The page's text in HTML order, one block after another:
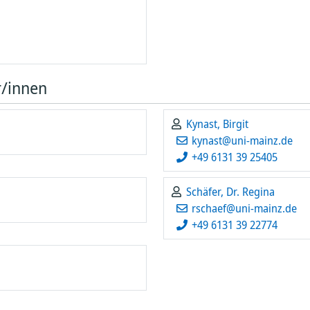
innen
Kynast, Birgit
kynast@uni-mainz.de
+49 6131 39 25405
Schäfer, Dr. Regina
rschaef@uni-mainz.de
+49 6131 39 22774